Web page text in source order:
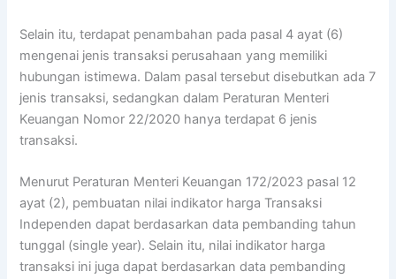
Selain itu, terdapat penambahan pada pasal 4 ayat (6)
mengenai jenis transaksi perusahaan yang memiliki
hubungan istimewa. Dalam pasal tersebut disebutkan ada 7
jenis transaksi, sedangkan dalam Peraturan Menteri
Keuangan Nomor 22/2020 hanya terdapat 6 jenis
transaksi.
Menurut Peraturan Menteri Keuangan 172/2023 pasal 12
ayat (2), pembuatan nilai indikator harga Transaksi
Independen dapat berdasarkan data pembanding tahun
tunggal (single year). Selain itu, nilai indikator harga
transaksi ini juga dapat berdasarkan data pembanding